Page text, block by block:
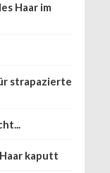
Haar im
strapazierte
kaputt